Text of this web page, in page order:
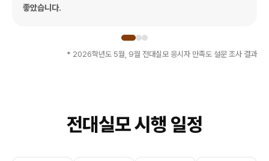
좋았습니다.
* 2026학년도 5월, 9월 전대실모 응시자 만족도 설문 조사 결과
전대실모 시행 일정